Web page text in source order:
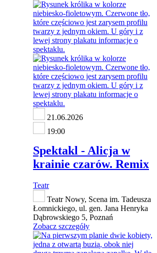
21.06.2026
19:00
Spektakl - Alicja w
krainie czarów. Remix
Teatr
Teatr Nowy, Scena im. Tadeusza
Łomnickiego, ul. gen. Jana Henryka
Dąbrowskiego 5, Poznań
Zobacz szczegóły